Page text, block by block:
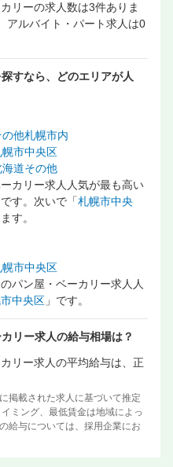
リーの求人数は3件ありま
アルバイト・パート求人は0
すなら、どのエリアが人
他札幌市内
市中央区
道その他
カリー求人人気が最も高い
です。次いで「札幌市中央
す。
市中央区
パン屋・ベーカリー求人人
中央区 」です。
リー求人の給与相場は？
リー求人の平均給与は、正
掲載された求人に基づいて推定
ミング、最低賃金は地域によっ
給与については、採用企業にお